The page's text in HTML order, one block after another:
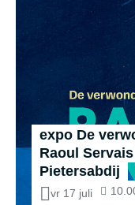
expo De
Raoul
Pietersabdij
vr 17 juli